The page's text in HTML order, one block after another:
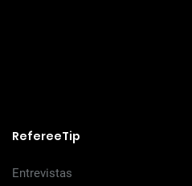
RefereeTip
Entrevistas